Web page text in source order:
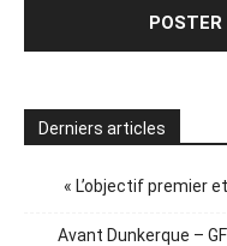
Derniers articles
« L’objectif premier
Avant Dunkerque –